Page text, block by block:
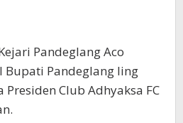
Pandeglang Aco
Bupati Pandeglang Iing
Club Adhyaksa FC